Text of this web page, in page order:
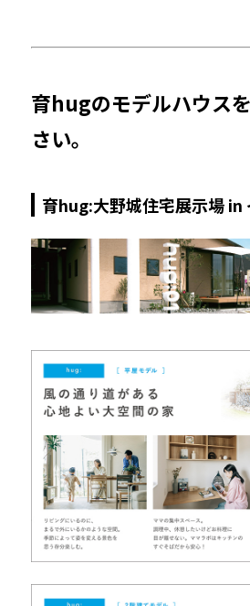
育hugのモデルハウス
さい。
育hug:大野城住宅展示場 in